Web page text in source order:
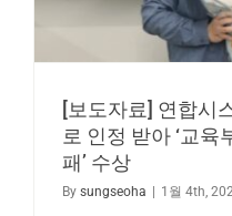
[보도자료] 연합시
로 인정 받아 ‘교육
패’ 수상
By sungseoha | 1월 4th,